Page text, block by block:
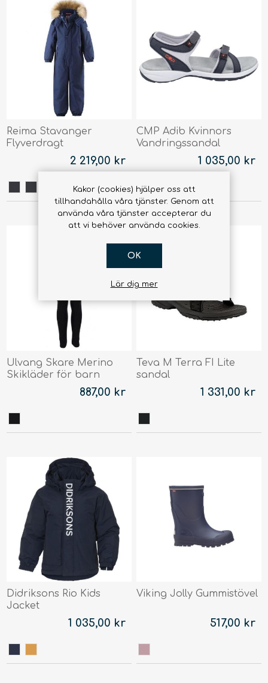
Reima Stavanger
Flyverdragt
2 219,00 kr
CMP Adib Kvinnors
Vandringssandal
1 035,00 kr
Ulvang Skare Merino
Skikläder för barn
887,00 kr
Teva M Terra FI Lite
sandal
1 331,00 kr
Didriksons Rio Kids
Jacket
1 035,00 kr
Viking Jolly Gummistövel
517,00 kr
Kakor (cookies) hjälper oss att
tillhandahålla våra tjänster. Genom att
använda våra tjänster accepterar du
att vi behöver använda cookies.
OK
Lär dig mer